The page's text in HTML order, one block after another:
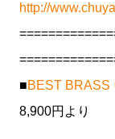
http://
■BEST BRASS
8,900円より